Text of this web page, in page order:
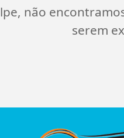
não
serem